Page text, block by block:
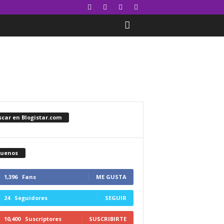
en Blogistar.com
1,396 Fans ME GUSTA
24 Seguidores SEGUIR
10,400 Suscriptores SUSCRIBIRTE